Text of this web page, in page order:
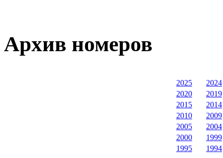
Архив номеров
2025
2024
2020
2019
2015
2014
2010
2009
2005
2004
2000
1999
1995
1994